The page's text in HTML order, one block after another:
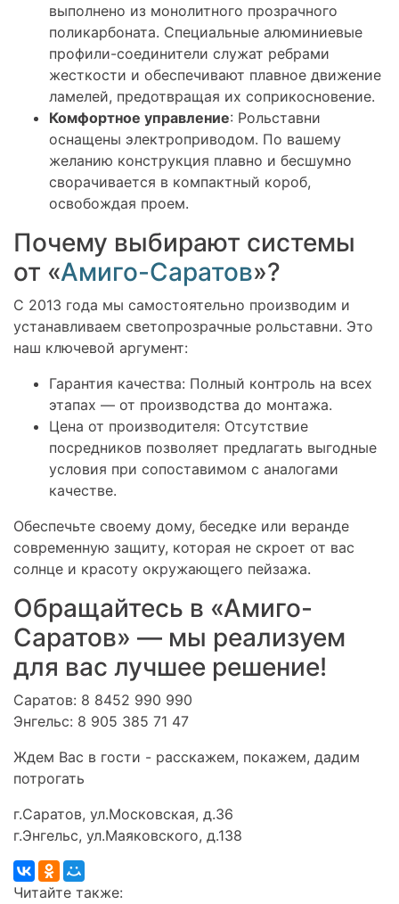
выполнено из монолитного прозрачного
поликарбоната. Специальные алюминиевые
профили-соединители служат ребрами
жесткости и обеспечивают плавное движение
ламелей, предотвращая их соприкосновение.
Комфортное управление: Рольставни
оснащены электроприводом. По вашему
желанию конструкция плавно и бесшумно
сворачивается в компактный короб,
освобождая проем.
Почему выбирают системы
от «Амиго-Саратов»?
С 2013 года мы самостоятельно производим и
устанавливаем светопрозрачные рольставни. Это
наш ключевой аргумент:
Гарантия качества: Полный контроль на всех
этапах — от производства до монтажа.
Цена от производителя: Отсутствие
посредников позволяет предлагать выгодные
условия при сопоставимом с аналогами
качестве.
Обеспечьте своему дому, беседке или веранде
современную защиту, которая не скроет от вас
солнце и красоту окружающего пейзажа.
Обращайтесь в «Амиго-
Саратов» — мы реализуем
для вас лучшее решение!
Саратов: 8 8452 990 990
Энгельс: 8 905 385 71 47
Ждем Вас в гости - расскажем, покажем, дадим
потрогать
г.Саратов, ул.Московская, д.36
г.Энгельс, ул.Маяковского, д.138
Читайте также: